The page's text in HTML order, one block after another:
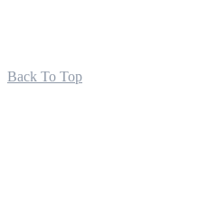
Back To Top